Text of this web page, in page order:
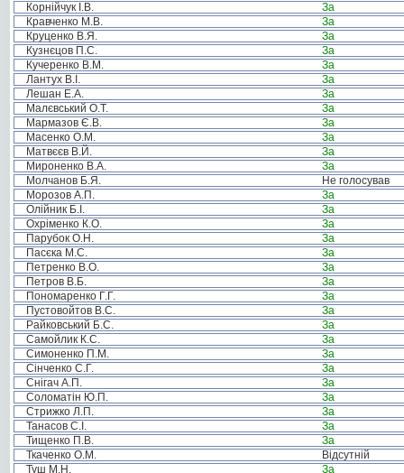
Корнійчук І.В.
За
Кравченко М.В.
За
Круценко В.Я.
За
Кузнєцов П.С.
За
Кучеренко В.М.
За
Лантух В.І.
За
Лешан Е.А.
За
Малєвський О.Т.
За
Мармазов Є.В.
За
Масенко О.М.
За
Матвєєв В.Й.
За
Мироненко В.А.
За
Молчанов Б.Я.
Не голосував
Морозов А.П.
За
Олійник Б.І.
За
Охріменко К.О.
За
Парубок О.Н.
За
Пасєка М.С.
За
Петренко В.О.
За
Петров В.Б.
За
Пономаренко Г.Г.
За
Пустовойтов В.С.
За
Райковський Б.С.
За
Самойлик К.С.
За
Симоненко П.М.
За
Сінченко С.Г.
За
Снігач А.П.
За
Соломатін Ю.П.
За
Стрижко Л.П.
За
Танасов С.І.
За
Тищенко П.В.
За
Ткаченко О.М.
Відсутній
Туш М.Н.
За